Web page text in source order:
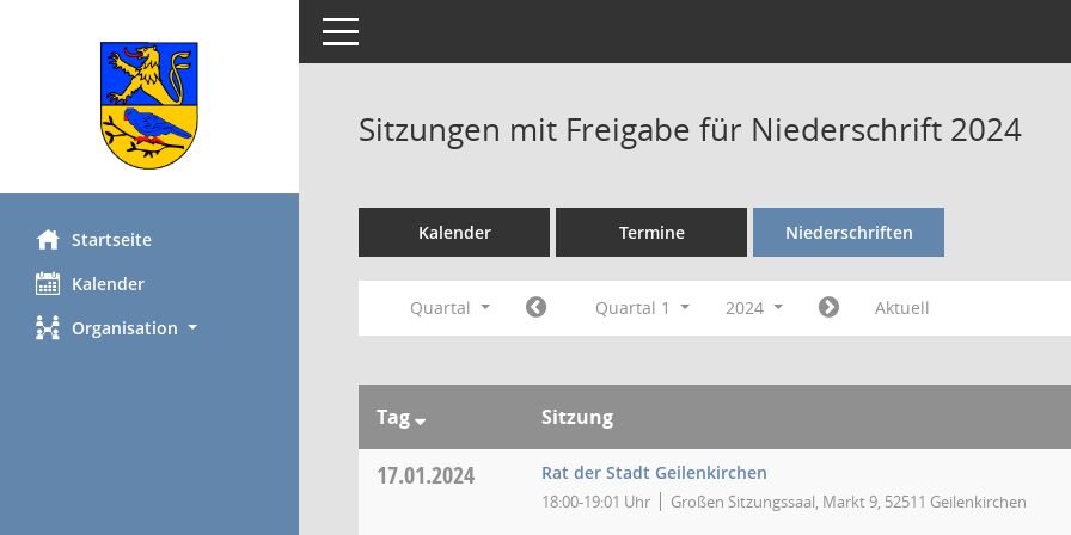
Startseite
Kalender
Organisation
Toggle navigation
Sitzungen mit Freigabe für Niederschrift 2024
Kalender Termine Niederschriften
Quartal Quartal 1 2024 Aktuell
Tag Sitzung
17.01.2024 Rat der Stadt Geilenkirchen
18:00-19:01 Uhr Großen Sitzungssaal, Markt 9, 52511 Geilenkirchen